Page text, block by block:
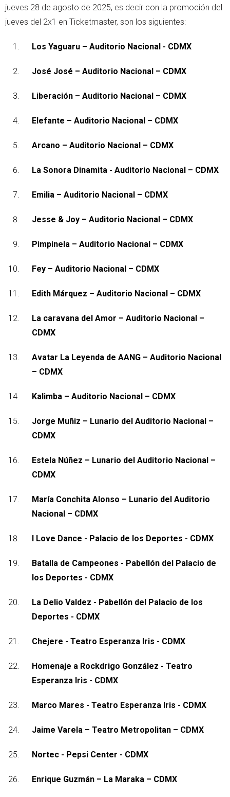
jueves 28 de agosto de 2025, es decir con la promoción del
jueves del 2x1 en Ticketmaster, son los siguientes:
Los Yaguaru – Auditorio Nacional - CDMX
José José – Auditorio Nacional – CDMX
Liberación – Auditorio Nacional – CDMX
Elefante – Auditorio Nacional – CDMX
Arcano – Auditorio Nacional – CDMX
La Sonora Dinamita - Auditorio Nacional – CDMX
Emilia – Auditorio Nacional – CDMX
Jesse & Joy – Auditorio Nacional – CDMX
Pimpinela – Auditorio Nacional – CDMX
Fey – Auditorio Nacional – CDMX
Edith Márquez – Auditorio Nacional – CDMX
La caravana del Amor – Auditorio Nacional –
CDMX
Avatar La Leyenda de AANG – Auditorio Nacional
– CDMX
Kalimba – Auditorio Nacional – CDMX
Jorge Muñiz – Lunario del Auditorio Nacional –
CDMX
Estela Núñez – Lunario del Auditorio Nacional –
CDMX
María Conchita Alonso – Lunario del Auditorio
Nacional – CDMX
I Love Dance - Palacio de los Deportes - CDMX
Batalla de Campeones - Pabellón del Palacio de
los Deportes - CDMX
La Delio Valdez - Pabellón del Palacio de los
Deportes - CDMX
Chejere - Teatro Esperanza Iris - CDMX
Homenaje a Rockdrigo González - Teatro
Esperanza Iris - CDMX
Marco Mares - Teatro Esperanza Iris - CDMX
Jaime Varela – Teatro Metropolitan – CDMX
Nortec - Pepsi Center - CDMX
Enrique Guzmán – La Maraka – CDMX